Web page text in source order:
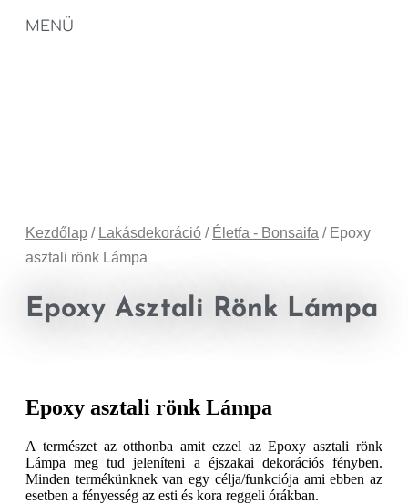
MENÜ
Kezdőlap / Lakásdekoráció / Életfa - Bonsaifa / Epoxy
asztali rönk Lámpa
Epoxy Asztali Rönk Lámpa
Epoxy asztali rönk Lámpa
A természet az otthonba amit ezzel az Epoxy asztali rönk
Lámpa meg tud jeleníteni a éjszakai dekorációs fényben.
Minden termékünknek van egy célja/funkciója ami ebben az
esetben a fényesség az esti és kora reggeli órákban.